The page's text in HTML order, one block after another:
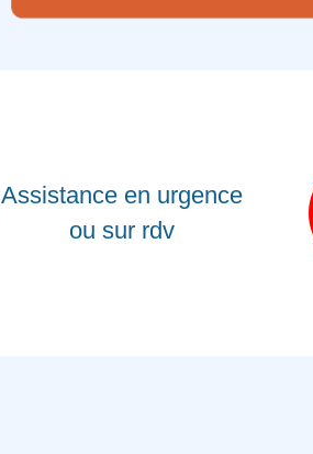
Assistance en urgence
ou sur rdv